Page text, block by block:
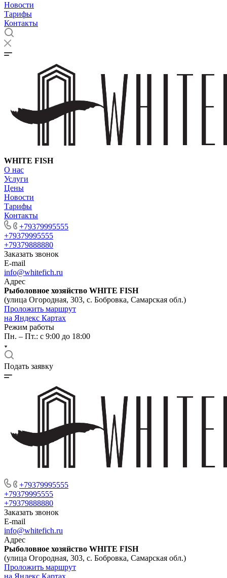
Новости
Тарифы
Контакты
WHITE FISH
О нас
Услуги
Цены
Новости
Тарифы
Контакты
+79379995555
+79379995555
+79379888880
Заказать звонок
E-mail
info@whitefich.ru
Адрес
Рыболовное хозяйство WHITE FISH
(улица Огородная, 303, с. Бобровка, Самарская обл.)
Проложить маршрут
на Яндекс Картах
Режим работы
Пн. – Пт.: с 9:00 до 18:00
Подать заявку
+79379995555
+79379995555
+79379888880
Заказать звонок
E-mail
info@whitefich.ru
Адрес
Рыболовное хозяйство WHITE FISH
(улица Огородная, 303, с. Бобровка, Самарская обл.)
Проложить маршрут
на Яндекс Картах